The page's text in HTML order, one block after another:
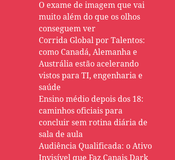
O exame de imagem que vai
muito além do que os olhos
conseguem ver
Corrida Global por Talentos:
como Canadá, Alemanha e
Austrália estão acelerando
vistos para TI, engenharia e
saúde
Ensino médio depois dos 18:
caminhos oficiais para
concluir sem rotina diária de
sala de aula
Audiência Qualificada: o Ativo
Invisível que Faz Canais Dark